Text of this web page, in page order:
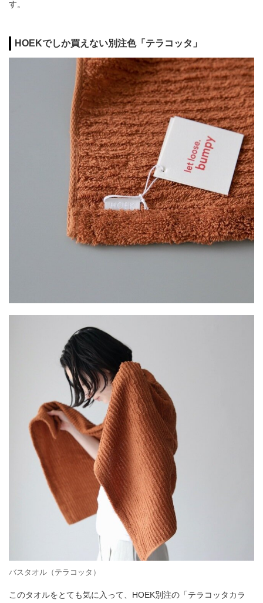
す。
HOEKでしか買えない別注色「テラコッタ」
バスタオル（テラコッタ）
このタオルをとても気に入って、HOEK別注の「テラコッタカラ